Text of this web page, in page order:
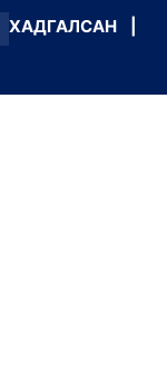
ХАДГАЛСАН